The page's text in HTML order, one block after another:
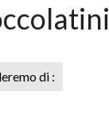
di :